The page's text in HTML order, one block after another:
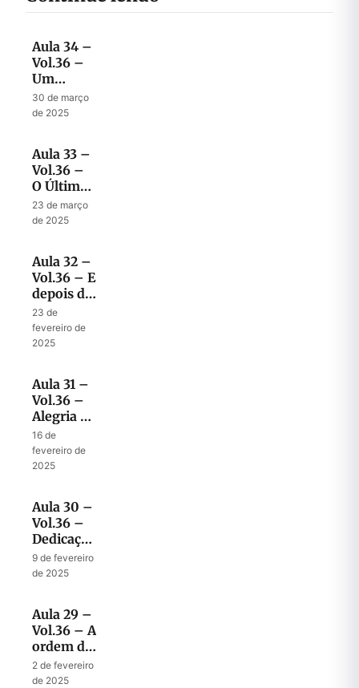
Aula 34 –
Vol.36 –
Um
Homem
Consumido
de Deus
30 de março
de 2025
Aula 33 –
Vol.36 –
O Último
Capítulo
da
23 de março
de 2025
Aula 32 –
Vol.36 – E
depois da
celebração?
23 de
fevereiro de
2025
Aula 31 –
Vol.36 –
Alegria na
Restauração
Parcial
16 de
fevereiro de
2025
Aula 30 –
Vol.36 –
Dedicação
dos
Muros e
9 de fevereiro
de 2025
Aula 29 –
Vol.36 – A
ordem da
Cidade
Santa
2 de fevereiro
de 2025